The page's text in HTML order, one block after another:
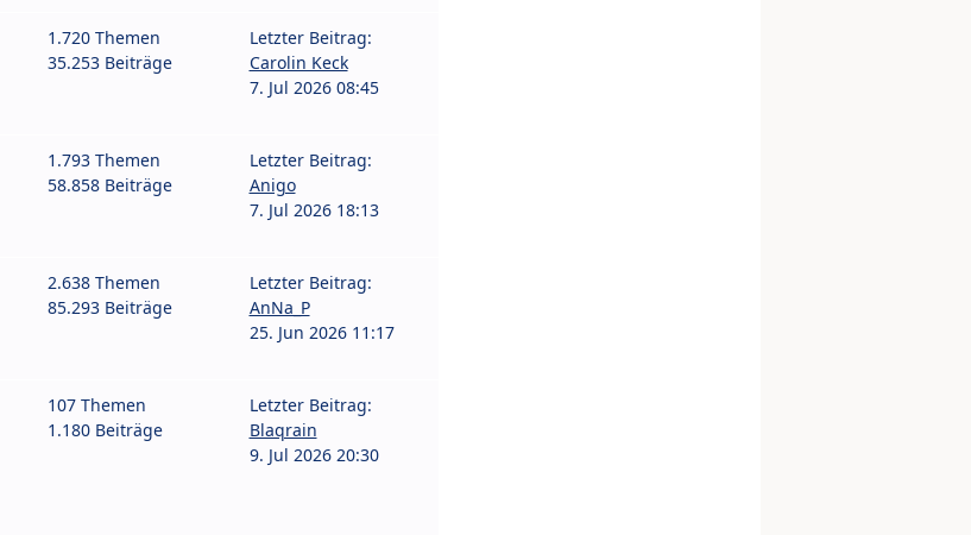
1.720 Themen
35.253 Beiträge
Letzter Beitrag:
Carolin Keck
7. Jul 2026 08:45
1.793 Themen
58.858 Beiträge
Letzter Beitrag:
Anigo
7. Jul 2026 18:13
2.638 Themen
85.293 Beiträge
Letzter Beitrag:
AnNa_P
25. Jun 2026 11:17
107 Themen
1.180 Beiträge
Letzter Beitrag:
Blaqrain
9. Jul 2026 20:30